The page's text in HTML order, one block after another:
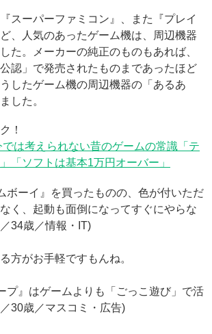
スーパーファミコン』、また『プレイ
、人気のあったゲーム機は、周辺機器
た。メーカーの純正のものもあれば、
認」で発売されたものまであったほど
したゲーム機の周辺機器の「あるあ
した。
！
は考えられない昔のゲームの常識「テ
「ソフトは基本1万円オーバー」
ボーイ』を買ったものの、色が付いただ
く、起動も面倒になってすぐにやらな
34歳／情報・IT)
方がお手軽ですもんね。
プ』はゲームよりも「ごっこ遊び」で活
30歳／マスコミ・広告)